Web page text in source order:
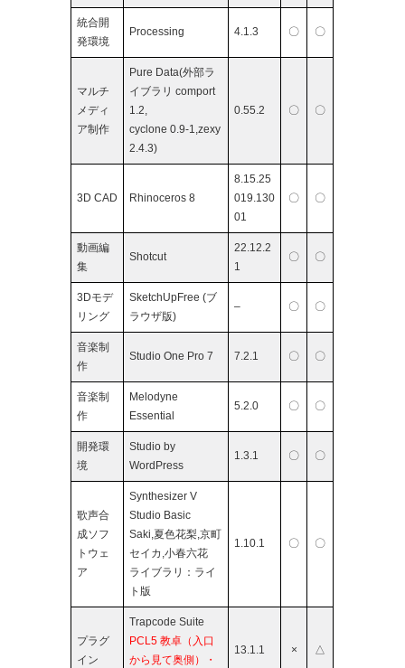
統合開
発環境
Processing 4.1.3 〇 〇
マルチ
メディ
ア制作
Pure Data(外部ラ
イブラリ comport
1.2,
cyclone 0.9-1,zexy
2.4.3)
0.55.2 〇 〇
3D CAD Rhinoceros 8
8.15.25
019.130
01
〇 〇
動画編
集
Shotcut
22.12.2
1
〇 〇
3Dモデ
リング
SketchUpFree (ブ
ラウザ版)
– 〇 〇
音楽制
作
Studio One Pro 7 7.2.1 〇 〇
音楽制
作
Melodyne
Essential
5.2.0 〇 〇
開発環
境
Studio by
WordPress
1.3.1 〇 〇
歌声合
成ソフ
トウェ
ア
Synthesizer V
Studio Basic
Saki,夏色花梨,京町
セイカ,小春六花
ライブラリ：ライ
ト版
1.10.1 〇 〇
プラグ
イン
Trapcode Suite
PCL5 教卓（入口
から見て奥側）・
13.1.1 × △